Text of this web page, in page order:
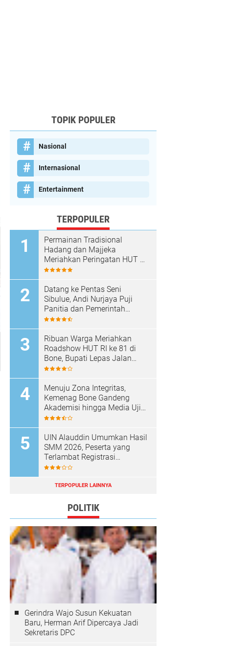
TOPIK POPULER
Nasional
Internasional
Entertainment
TERPOPULER
Permainan Tradisional
Hadang dan Majjeka
Meriahkan Peringatan HUT RI
di Sibulue
Datang ke Pentas Seni
Sibulue, Andi Nurjaya Puji
Panitia dan Pemerintah
Kecamatan
Ribuan Warga Meriahkan
Roadshow HUT RI ke 81 di
Bone, Bupati Lepas Jalan
Santai
Menuju Zona Integritas,
Kemenag Bone Gandeng
Akademisi hingga Media Uji
Standar Pelayanan
UIN Alauddin Umumkan Hasil
SMM 2026, Peserta yang
Terlambat Registrasi
Dianggap Mundur
TERPOPULER LAINNYA
POLITIK
Gerindra Wajo Susun Kekuatan
Baru, Herman Arif Dipercaya Jadi
Sekretaris DPC